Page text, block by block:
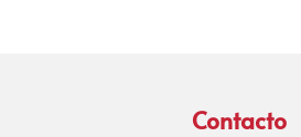
Contacto